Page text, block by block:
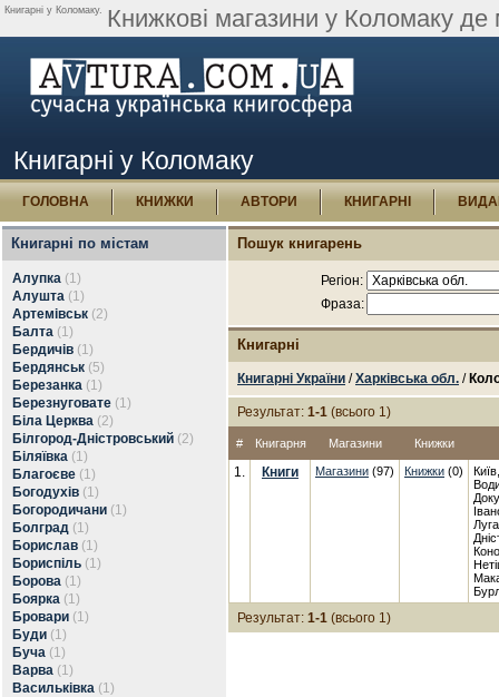
Книгарні у Коломаку. Книжкові магазини у Коломаку де
Книгарні у Коломаку
ГОЛОВНА КНИЖКИ АВТОРИ КНИГАРНІ
Книгарні по містам
Алупка (1)
Алушта (1)
Артемівськ (2)
Балта (1)
Бердичів (1)
Бердянськ (5)
Березанка (1)
Березнуговате (1)
Біла Церква (2)
Білгород-Дністровський (2)
Біляївка (1)
Благоєве (1)
Богодухів (1)
Богородичани (1)
Болград (1)
Борислав (1)
Бориспіль (1)
Борова (1)
Боярка (1)
Бровари (1)
Буди (1)
Буча (1)
Варва (1)
Васильківка (1)
Пошук книгарень
Регіон:
Фраза:
Книгарні
Книгарні України /Харківська обл. /
Результат: 1-1 (всього 1)
# Книгарня Магазини Книжки
1. Книги Магазини (97) Книжки (0)
Результат: 1-1 (всього 1)